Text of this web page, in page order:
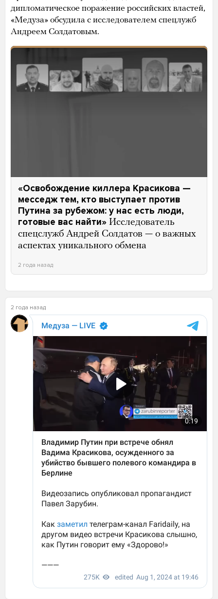
дипломатическое поражение российских властей,
«Медуза» обсудила с исследователем спецлужб
Андреем Солдатовым.
«Освобождение киллера Красикова —
месседж тем, кто выступает против
Путина за рубежом: у нас есть люди,
готовые вас найти» Исследователь
спецслужб Андрей Солдатов — о важных
аспектах уникального обмена
2 года назад
2 года назад